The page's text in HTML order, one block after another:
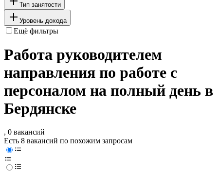
Тип занятости
Уровень дохода
Ещё фильтры
Работа руководителем
направления по работе с
персоналом на полный день в
Бердянске
, 0 вакансий
Есть 8 вакансий по похожим запросам